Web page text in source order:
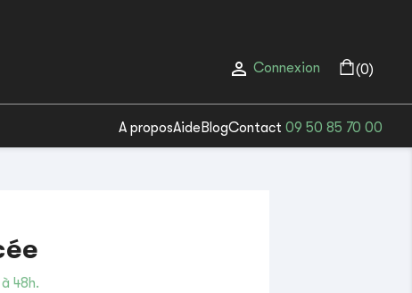
 Connexion (0)
A proposAide BlogContact 09 50 85 70 00
48h.